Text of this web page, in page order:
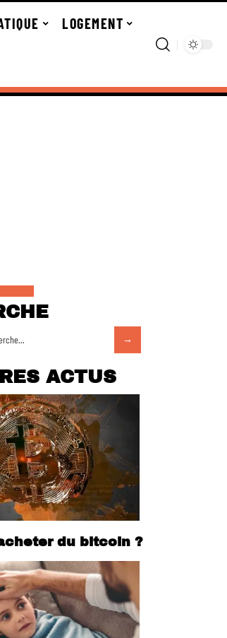
LOGEMENT
ACTUS
du bitcoin ?